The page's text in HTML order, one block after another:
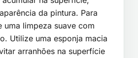
da pintura. Para
uma limpeza suave com
Utilize uma esponja macia
arranhões na superfície